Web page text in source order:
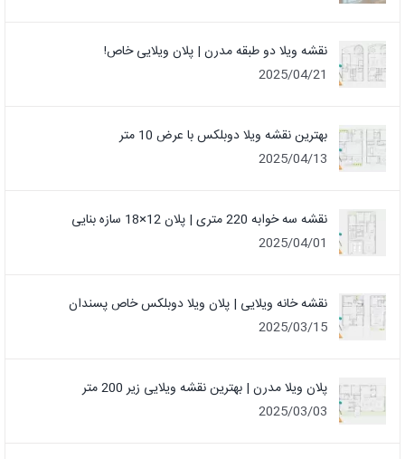
نقشه ویلا دو طبقه مدرن | پلان ویلایی خاص!
2025/04/21
بهترین نقشه ویلا دوبلکس با عرض 10 متر
2025/04/13
نقشه سه خوابه 220 متری | پلان 12×18 سازه بنایی
2025/04/01
نقشه خانه ویلایی | پلان ویلا دوبلکس خاص پسندان
2025/03/15
پلان ویلا مدرن | بهترین نقشه ویلایی زیر 200 متر
2025/03/03